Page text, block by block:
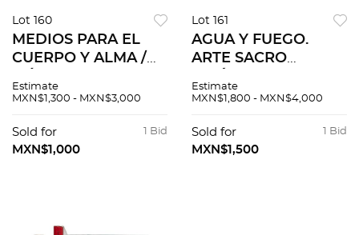
Lot 160
MEDIOS PARA EL
CUERPO Y ALMA /
DE NACER / EL
ENCUENTRO /
PAINTING THE
Estimate
MXN$1,300 - MXN$3,000
1 Bid
Sold for
MXN$1,000
Lot 161
AGUA Y FUEGO.
ARTE SACRO
DEL CIELO. LAS
LITÚRGICAS -
RETABLOS
Estimate
MXN$1,800 - MXN$4,000
1 Bid
Sold for
MXN$1,500